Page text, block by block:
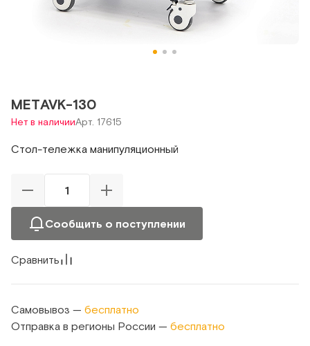
МЕТAVK-130
Нет в наличииАрт. 17615
Стол-тележка манипуляционный
Сообщить о поступлении
Сравнить
Самовывоз — бесплатно
Отправка в регионы России — бесплатно